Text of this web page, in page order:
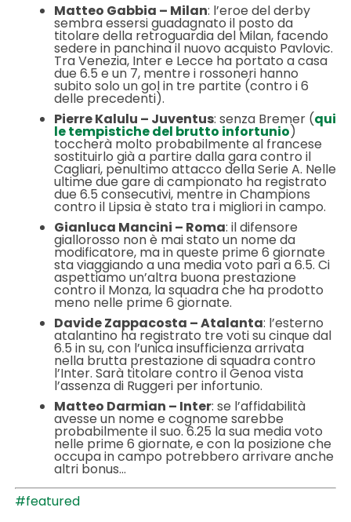
Matteo Gabbia – Milan: l’eroe del derby
sembra essersi guadagnato il posto da
titolare della retroguardia del Milan, facendo
sedere in panchina il nuovo acquisto Pavlovic.
Tra Venezia, Inter e Lecce ha portato a casa
due 6.5 e un 7, mentre i rossoneri hanno
subito solo un gol in tre partite (contro i 6
delle precedenti).
Pierre Kalulu – Juventus: senza Bremer (qui
le tempistiche del brutto infortunio)
toccherà molto probabilmente al francese
sostituirlo già a partire dalla gara contro il
Cagliari, penultimo attacco della Serie A. Nelle
ultime due gare di campionato ha registrato
due 6.5 consecutivi, mentre in Champions
contro il Lipsia è stato tra i migliori in campo.
Gianluca Mancini – Roma: il difensore
giallorosso non è mai stato un nome da
modificatore, ma in queste prime 6 giornate
sta viaggiando a una media voto pari a 6.5. Ci
aspettiamo un’altra buona prestazione
contro il Monza, la squadra che ha prodotto
meno nelle prime 6 giornate.
Davide Zappacosta – Atalanta: l’esterno
atalantino ha registrato tre voti su cinque dal
6.5 in su, con l’unica insufficienza arrivata
nella brutta prestazione di squadra contro
l’Inter. Sarà titolare contro il Genoa vista
l’assenza di Ruggeri per infortunio.
Matteo Darmian – Inter: se l’affidabilità
avesse un nome e cognome sarebbe
probabilmente il suo. 6.25 la sua media voto
nelle prime 6 giornate, e con la posizione che
occupa in campo potrebbero arrivare anche
altri bonus…
#featured